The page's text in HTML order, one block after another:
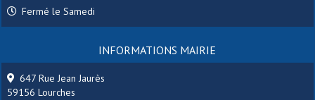
Fermé le Samedi
INFORMATIONS MAIRIE
647 Rue Jean Jaurès
59156 Lourches